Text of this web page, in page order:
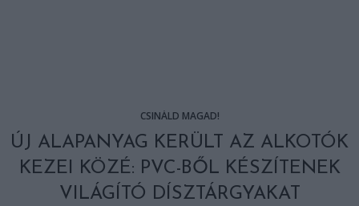
CSINÁLD MAGAD!
ÚJ ALAPANYAG KERÜLT AZ ALKOTÓK
KEZEI KÖZÉ: PVC-BŐL KÉSZÍTENEK
VILÁGÍTÓ DÍSZTÁRGYAKAT